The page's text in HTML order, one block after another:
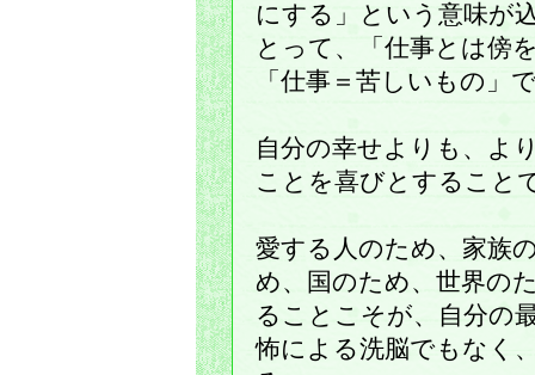
にする」という意味が
とって、「仕事とは傍
「仕事＝苦しいもの」
自分の幸せよりも、よ
ことを喜びとすること
愛する人のため、家族
め、国のため、世界の
ることこそが、自分の
怖による洗脳でもなく